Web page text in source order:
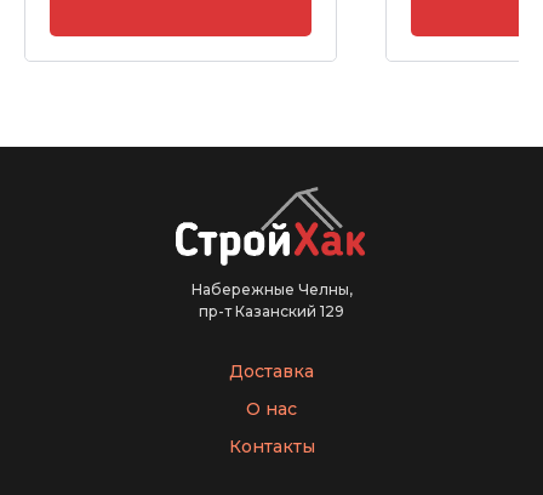
Набережные Челны,
пр-т Казанский 129
Доставка
О нас
Контакты